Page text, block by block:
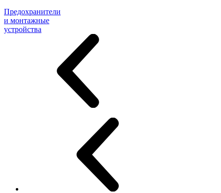
Предохранители
и монтажные
устройства